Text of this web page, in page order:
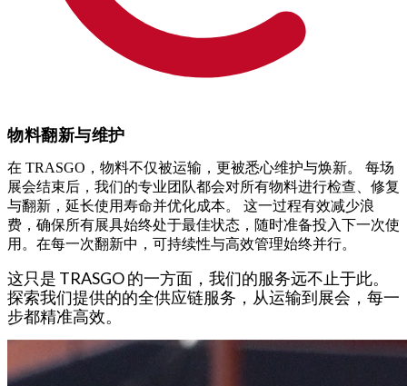
物料翻新与维护
在 TRASGO，物料不仅被运输，更被悉心维护与焕新。 每场
展会结束后，我们的专业团队都会对所有物料进行检查、修复
与翻新，延长使用寿命并优化成本。 这一过程有效减少浪
费，确保所有展具始终处于最佳状态，随时准备投入下一次使
用。在每一次翻新中，可持续性与高效管理始终并行。
这只是 TRASGO 的一方面，我们的服务远不止于此。
探索我们提供的的全供应链服务，从运输到展会，每一
步都精准高效。